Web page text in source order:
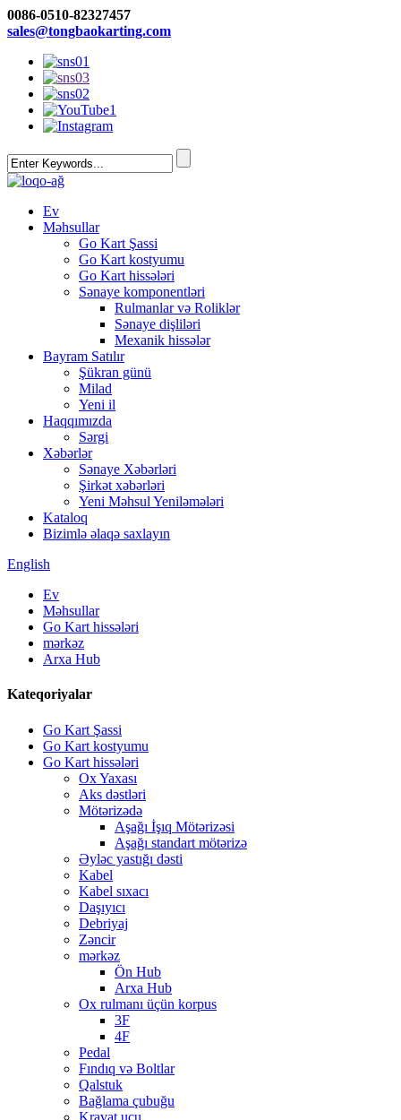
0086-0510-82327457
sales@tongbaokarting.com
Ev
Məhsullar
Go Kart Şassi
Go Kart kostyumu
Go Kart hissələri
Sənaye komponentləri
Rulmanlar və Roliklər
Sənaye dişliləri
Mexanik hissələr
Bayram Satılır
Şükran günü
Milad
Yeni il
Haqqımızda
Sərgi
Xəbərlər
Sənaye Xəbərləri
Şirkət xəbərləri
Yeni Məhsul Yeniləmələri
Kataloq
Bizimlə əlaqə saxlayın
English
Ev
Məhsullar
Go Kart hissələri
mərkəz
Arxa Hub
Kateqoriyalar
Go Kart Şassi
Go Kart kostyumu
Go Kart hissələri
Ox Yaxası
Aks dəstləri
Mötərizədə
Aşağı İşıq Mötərizəsi
Aşağı standart mötərizə
Əyləc yastığı dəsti
Kabel
Kabel sıxacı
Daşıyıcı
Debriyaj
Zəncir
mərkəz
Ön Hub
Arxa Hub
Ox rulmanı üçün korpus
3F
4F
Pedal
Fındıq və Boltlar
Qalstuk
Bağlama çubuğu
Kravat ucu